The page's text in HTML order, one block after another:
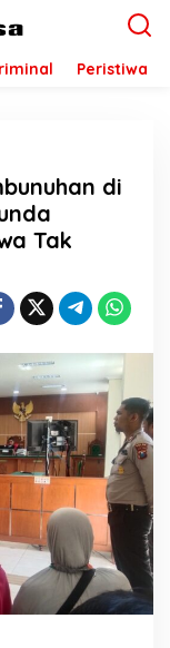
Peristiwa
di
Tak